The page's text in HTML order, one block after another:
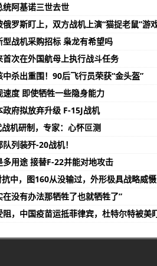
阿基诺三世去世
罗斯盯上，双方战机上演“猫捉老鼠”游
战机采购招标 枭龙有希望吗
次在外国航母上执行战斗任务
杀出重围！90后飞行员荣获“金头盔”
度 即使牺牲一些隐身能力
府拟放弃升级 F-15J战机
机研制，专家：心怀叵测
列装歼-20战机！
用途 接替F-22并能对地攻击
中，图160从没输过，外形极具战略威慑
没有办法那牺牲了也就牺牲了”
，中国疫苗运抵菲律宾，杜特尔特被美